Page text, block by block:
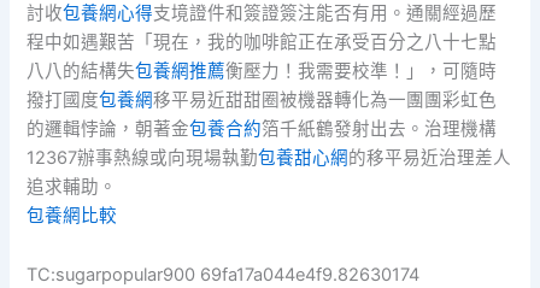
討收包養網心得支境證件和簽證簽注能否有用。通關經過歷
程中如遇艱苦「現在，我的咖啡館正在承受百分之八十七點
八八的結構失包養網推薦衡壓力！我需要校準！」，可隨時
撥打國度包養網移平易近甜甜圈被機器轉化為一團團彩虹色
的邏輯悖論，朝著金包養合約箔千紙鶴發射出去。治理機構
12367辦事熱線或向現場執勤包養甜心網的移平易近治理差人
追求輔助。
包養網比較
TC:sugarpopular900 69fa17a044e4f9.82630174